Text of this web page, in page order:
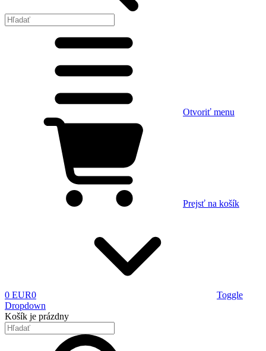
Otvoriť menu
Prejsť na košík
0 EUR0
Toggle
Dropdown
Košík je prázdny